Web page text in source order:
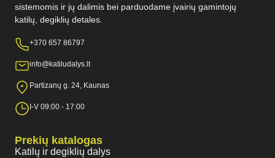
sistemomis ir jų dalimis bei parduodame įvairių gamintojų
katilų, degiklių detales.
+370 657 86797
info@katiludalys.lt
Partizanų g. 24, Kaunas
I-V 09:00 - 17:00
Prekių katalogas
Katilų ir degiklių dalys